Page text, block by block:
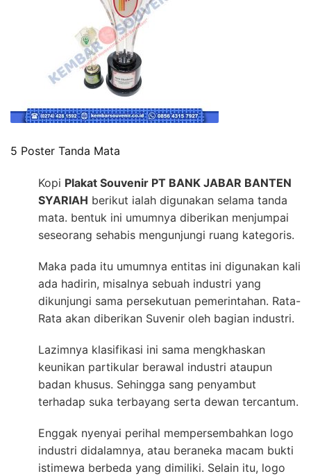
5 Poster Tanda Mata
Kopi Plakat Souvenir PT BANK JABAR BANTEN
SYARIAH berikut ialah digunakan selama tanda
mata. bentuk ini umumnya diberikan menjumpai
seseorang sehabis mengunjungi ruang kategoris.
Maka pada itu umumnya entitas ini digunakan kali
ada hadirin, misalnya sebuah industri yang
dikunjungi sama persekutuan pemerintahan. Rata-
Rata akan diberikan Suvenir oleh bagian industri.
Lazimnya klasifikasi ini sama mengkhaskan
keunikan partikular berawal industri ataupun
badan khusus. Sehingga sang penyambut
terhadap suka terbayang serta dewan tercantum.
Enggak nyenyai perihal mempersembahkan logo
industri didalamnya, atau beraneka macam bukti
istimewa berbeda yang dimiliki. Selain itu, logo